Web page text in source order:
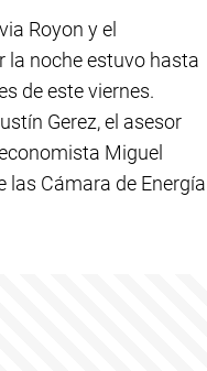
Royon y el
la noche estuvo hasta
de este viernes.
Gerez, el asesor
Miguel
las Cámara de Energía